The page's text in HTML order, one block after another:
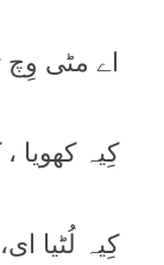
اے مٹی وِچ
کِیہ کھویا
کِیہ لُٹیا